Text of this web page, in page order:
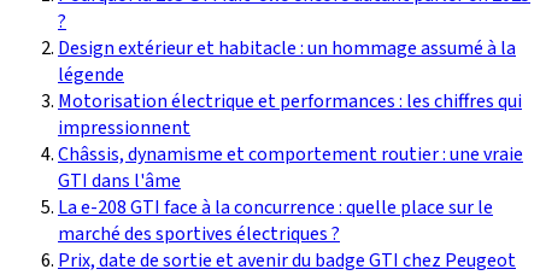
?
Design extérieur et habitacle : un hommage assumé à la
légende
Motorisation électrique et performances : les chiffres qui
impressionnent
Châssis, dynamisme et comportement routier : une vraie
GTI dans l'âme
La e-208 GTI face à la concurrence : quelle place sur le
marché des sportives électriques ?
Prix, date de sortie et avenir du badge GTI chez Peugeot